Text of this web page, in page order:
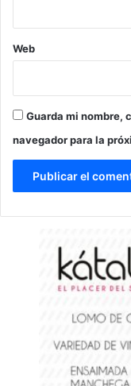
Web
Guarda mi nombre,
navegador para la